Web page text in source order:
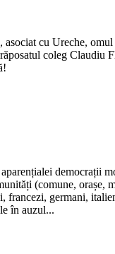
cu Ureche,
coleg Claudiu
democrații
(comune, orașe,
germani,
în auzul...